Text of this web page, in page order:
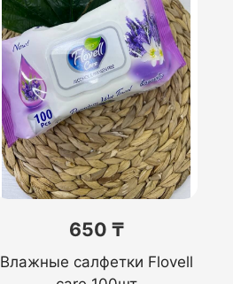
650 ₸
Влажные салфетки Flovell